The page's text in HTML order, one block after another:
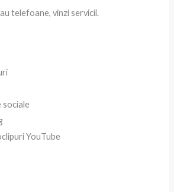
telefoane, vinzi servicii.
sociale
YouTube